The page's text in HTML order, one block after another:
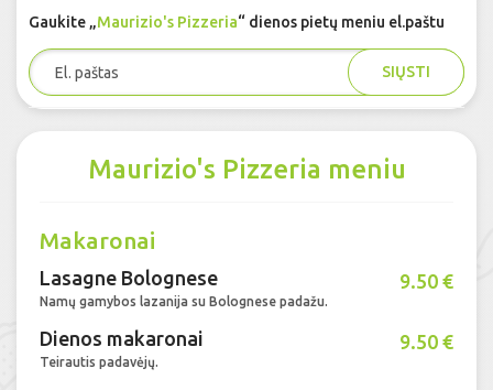
Gaukite „Maurizio's Pizzeria“ dienos pietų meniu el.paštu
SIŲSTI
Maurizio's Pizzeria meniu
Makaronai
Lasagne Bolognese
Namų gamybos lazanija su Bolognese padažu.
9.50 €
Dienos makaronai
Teirautis padavėjų.
9.50 €